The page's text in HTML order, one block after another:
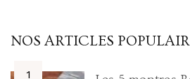
NOS ARTICLES